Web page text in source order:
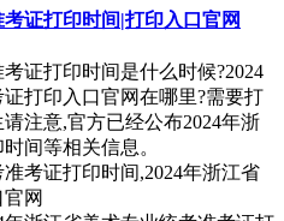
证打印时间|打印入口官网
证打印时间是什么时候?2024
打印入口官网在哪里?需要打
注意,官方已经公布2024年浙
间等相关信息。